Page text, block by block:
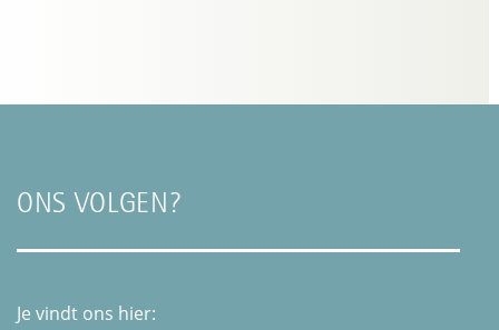
ONS VOLGEN?
Je vindt ons hier: